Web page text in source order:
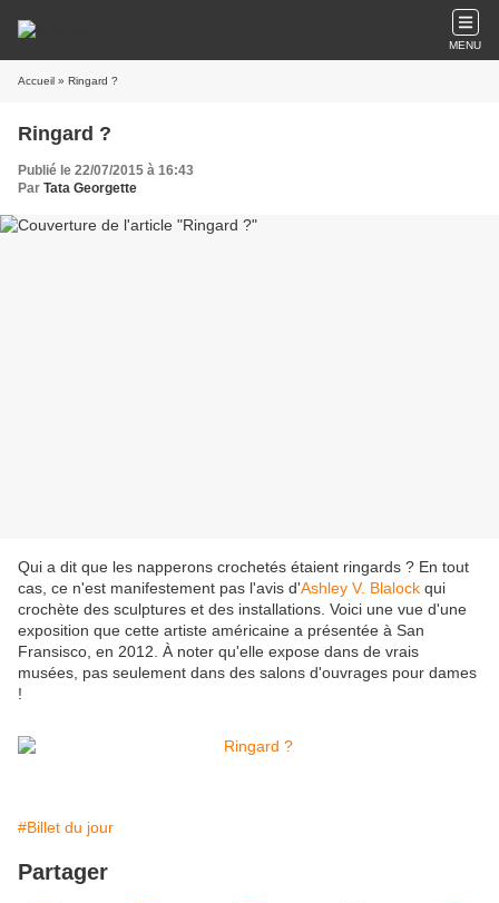
MENU
Accueil » Ringard ?
Ringard ?
Publié le 22/07/2015 à 16:43
Par Tata Georgette
Qui a dit que les napperons crochetés étaient ringards ? En tout
cas, ce n'est manifestement pas l'avis d'Ashley V. Blalock qui
crochète des sculptures et des installations. Voici une vue d'une
exposition que cette artiste américaine a présentée à San
Fransisco, en 2012. À noter qu'elle expose dans de vrais
musées, pas seulement dans des salons d'ouvrages pour dames
!
#Billet du jour
Partager